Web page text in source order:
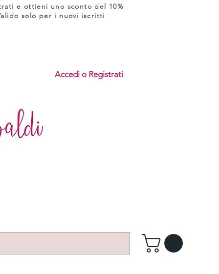
e ottieni uno sconto del 10%
solo per i nuovi iscritti
Accedi o Registrati